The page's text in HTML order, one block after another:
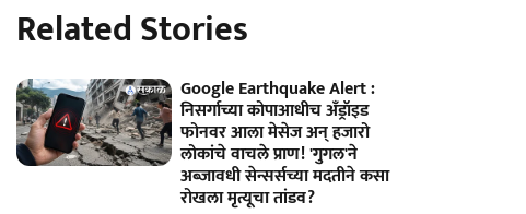
Related Stories
Google Earthquake Alert :
निसर्गाच्या कोपाआधीच अँड्रॉइड
फोनवर आला मेसेज अन् हजारो
लोकांचे वाचले प्राण! 'गुगल'ने
अब्जावधी सेन्सर्सच्या मदतीने कसा
रोखला मृत्यूचा तांडव?